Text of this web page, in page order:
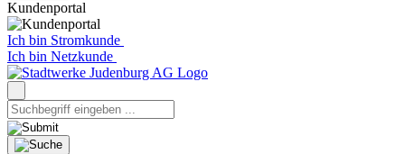
Kundenportal
Ich bin Stromkunde
Ich bin Netzkunde